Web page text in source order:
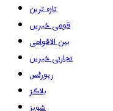
تازہ ترین
قومی خبریں
بین الاقوامی
تجارتی خبریں
رپورٹس
بلاگز
شوبز